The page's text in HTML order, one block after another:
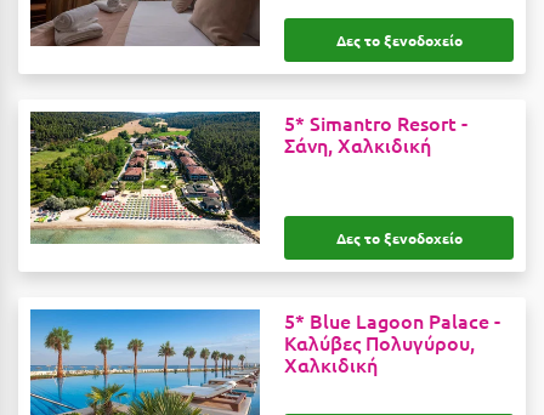
Θ
Θεσσαλονίκη
Ι
Ιεράπετρα
Ικαρία
Ίος
Δες το ξενοδοχείο
5* Simantro Resort -
Σάνη, Χαλκιδική
Δες το ξενοδοχείο
5* Blue Lagoon Palace -
Καλύβες Πολυγύρου,
Χαλκιδική